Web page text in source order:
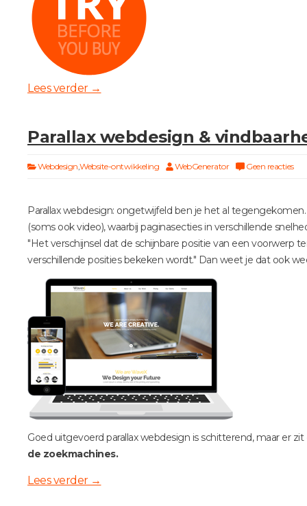
Lees verder →
Parallax webdesign &
Webdesign,Website-ontwikkeling WebGenerator Geen reacties
Parallax webdesign: ongetwijfeld ben je het al
(soms ook video), waarbij paginasecties in verschillende
"Het verschijnsel dat de schijnbare positie van een voorwerp
verschillende posities bekeken wordt." Dan weet je dat ook
Goed uitgevoerd parallax webdesign is schitterend, maar er
de zoekmachines.
Lees verder →